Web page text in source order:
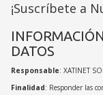
¡Suscríbete a
DATOS
Responsable: XATINET
Finalidad: Responder las